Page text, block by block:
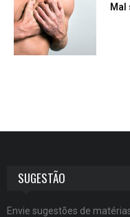
Mal
SUGESTÃO
Envie sugestões de